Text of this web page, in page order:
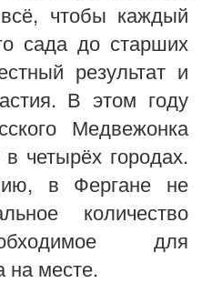
чтобы каждый
сада до старших
результат и
В этом году
Медвежонка
четырёх городах.
в Фергане не
количество
для
на месте.